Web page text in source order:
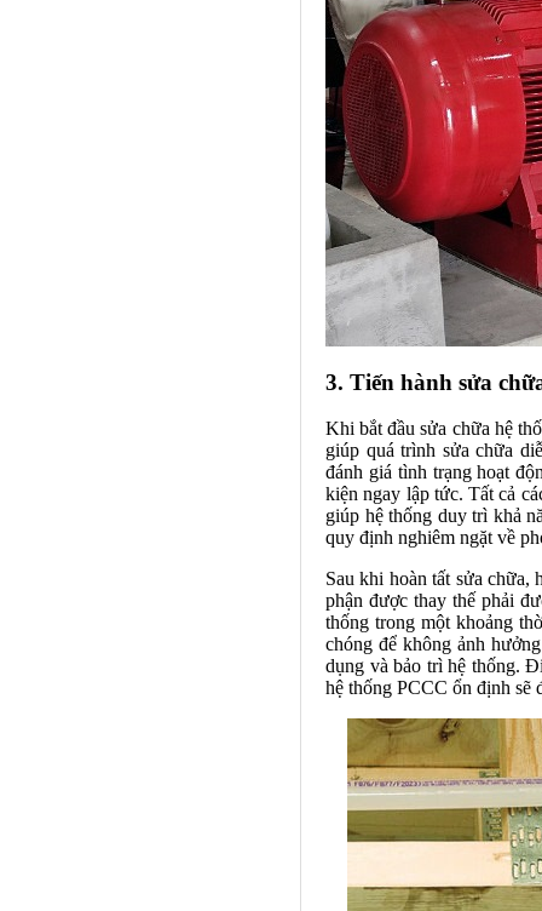
3. Tiến hành sửa
Khi bắt đầu sửa chữa hệ
giúp quá trình sửa chữa
đánh giá tình trạng hoạt
kiện ngay lập tức. Tất cả
giúp hệ thống duy trì khả
quy định nghiêm ngặt về
Sau khi hoàn tất sửa chữa,
phận được thay thế phải
thống trong một khoảng
chóng để không ảnh
dụng và bảo trì hệ thống.
hệ thống PCCC ổn định sẽ